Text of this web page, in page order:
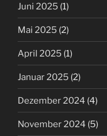
Juni 2025 (1)
Mai 2025 (2)
April 2025 (1)
Januar 2025 (2)
Dezember 2024 (4)
November 2024 (5)